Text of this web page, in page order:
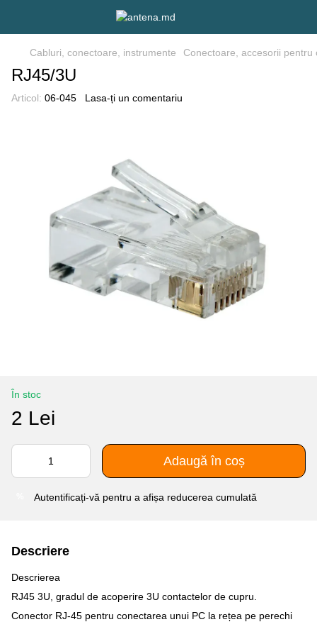
Cabluri, conectoare, instrumente Conectoare, accesorii pentru
RJ45/3U
Articol: 06-045 Lasa-ți un comentariu
În stoc
2 Lei
Adaugă în coș
Autentificați-vă pentru a afișa reducerea cumulată
Descriere
Descrierea
RJ45 3U, gradul de acoperire 3U contactelor de cupru.
Conector RJ-45 pentru conectarea unui PC la rețea pe perechi